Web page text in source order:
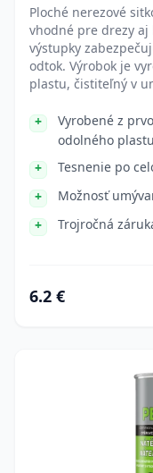
Ploché nerezové
vhodné pre drezy aj
výstupky
odtok. Výrobok je
plastu, čistiteľný v
Vyrobené z
odolného plastu
Tesnenie po
Možnosť
Trojročná
6.2 €